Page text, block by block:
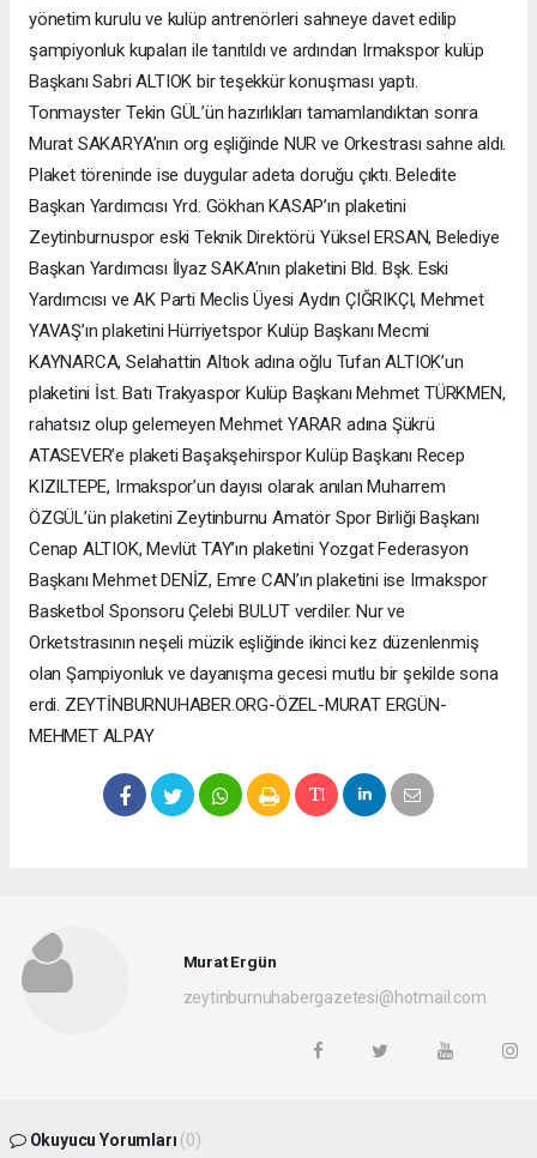
yönetim kurulu ve kulüp antrenörleri sahneye davet edilip
şampiyonluk kupaları ile tanıtıldı ve ardından Irmakspor kulüp
Başkanı Sabri ALTIOK bir teşekkür konuşması yaptı.
Tonmayster Tekin GÜL’ün hazırlıkları tamamlandıktan sonra
Murat SAKARYA’nın org eşliğinde NUR ve Orkestrası sahne aldı.
Plaket töreninde ise duygular adeta doruğu çıktı. Beledite
Başkan Yardımcısı Yrd. Gökhan KASAP’ın plaketini
Zeytinburnuspor eski Teknik Direktörü Yüksel ERSAN, Belediye
Başkan Yardımcısı İlyaz SAKA’nın plaketini Bld. Bşk. Eski
Yardımcısı ve AK Parti Meclis Üyesi Aydın ÇIĞRIKÇI, Mehmet
YAVAŞ’ın plaketini Hürriyetspor Kulüp Başkanı Mecmi
KAYNARCA, Selahattin Altıok adına oğlu Tufan ALTIOK’un
plaketini İst. Batı Trakyaspor Kulüp Başkanı Mehmet TÜRKMEN,
rahatsız olup gelemeyen Mehmet YARAR adına Şükrü
ATASEVER’e plaketi Başakşehirspor Kulüp Başkanı Recep
KIZILTEPE, Irmakspor’un dayısı olarak anılan Muharrem
ÖZGÜL’ün plaketini Zeytinburnu Amatör Spor Birliği Başkanı
Cenap ALTIOK, Mevlüt TAY’ın plaketini Yozgat Federasyon
Başkanı Mehmet DENİZ, Emre CAN’ın plaketini ise Irmakspor
Basketbol Sponsoru Çelebi BULUT verdiler. Nur ve
Orketstrasının neşeli müzik eşliğinde ikinci kez düzenlenmiş
olan Şampiyonluk ve dayanışma gecesi mutlu bir şekilde sona
erdi. ZEYTİNBURNUHABER.ORG-ÖZEL-MURAT ERGÜN-
MEHMET ALPAY
Murat Ergün
zeytinburnuhabergazetesi@hotmail.com
Okuyucu Yorumları (0)